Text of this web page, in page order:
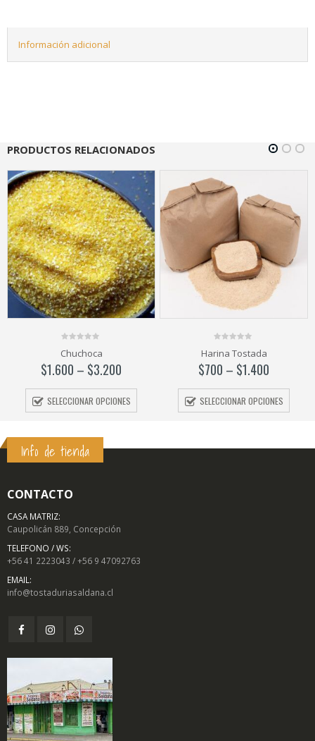
Información adicional
PRODUCTOS RELACIONADOS
out
of
Harina Tostada
$700– $1.400
SELECCIONAR OPCIONES
out
of
Maicena
$ 1.500
SELECCIONAR OPCIONES
Info de tienda
CONTACTO
CASA MATRIZ:
Caupolicán 889, Concepción
TELEFONO / WS:
+56 41 2223043 / +56 9 47092763
EMAIL:
info@tostaduriasaldana.cl